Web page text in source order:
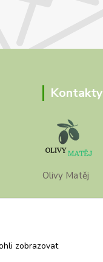
Kontakty
Olivy Matěj
zobrazovat